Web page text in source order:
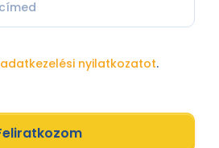
adatkezelési nyilatkozatot.